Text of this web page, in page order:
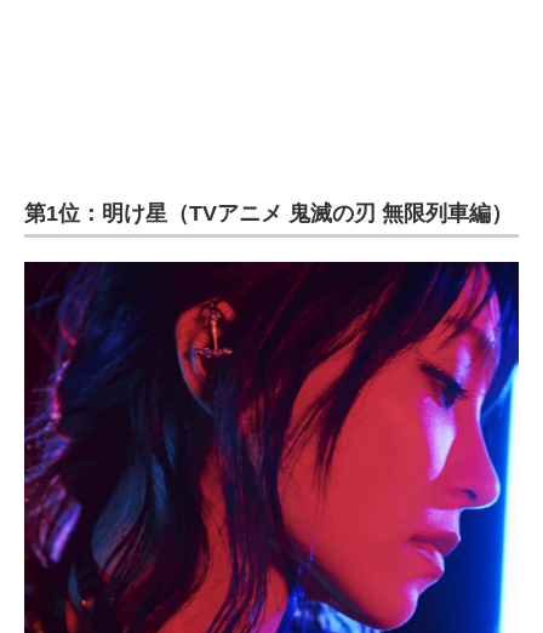
第1位：明け星（TVアニメ 鬼滅の刃 無限列車編）